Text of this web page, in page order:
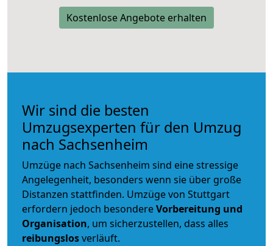
Kostenlose Angebote erhalten
Wir sind die besten
Umzugsexperten für den Umzug
nach Sachsenheim
Umzüge nach Sachsenheim sind eine stressige
Angelegenheit, besonders wenn sie über große
Distanzen stattfinden. Umzüge von Stuttgart
erfordern jedoch besondereVorbereitung und
Organisation, um sicherzustellen, dass alles
reibungslosverläuft.